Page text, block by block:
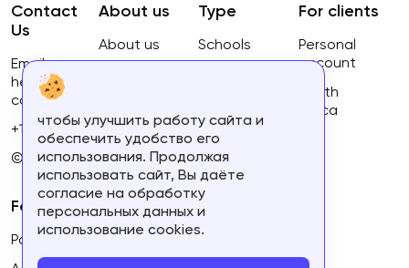
About us
About us
Terms of
use
Type
Schools
For clients
Personal
account
South
Africa
For partners
Partner's personal account
Contact
Us
Email:
hello@ca-
courses.com
+16134168460
© 2023.
чтобы улучшить работу сайта и
обеспечить удобство его
использования. Продолжая
использовать сайт, Вы даёте
согласие на обработку
персональных данных и
использование cookies.